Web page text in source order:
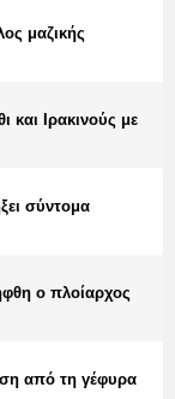
μαζικής
και Ιρακινούς με
σύντομα
ο πλοίαρχος
από τη γέφυρα